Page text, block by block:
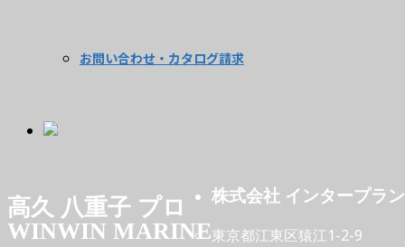
お問い合わせ・カタログ請求
高久 八重子 プロ
WINWIN MARINE
株式会社 インタープラ
東京都江東区猿江1-2-9